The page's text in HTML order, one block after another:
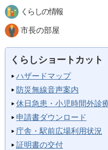
くらしの情報
市長の部屋
くらしショートカット
ハザードマップ
防災無線音声案内
休日急患・小児時間外診
申請書ダウンロード
庁舎・駅前広場利用状況
証明書の交付